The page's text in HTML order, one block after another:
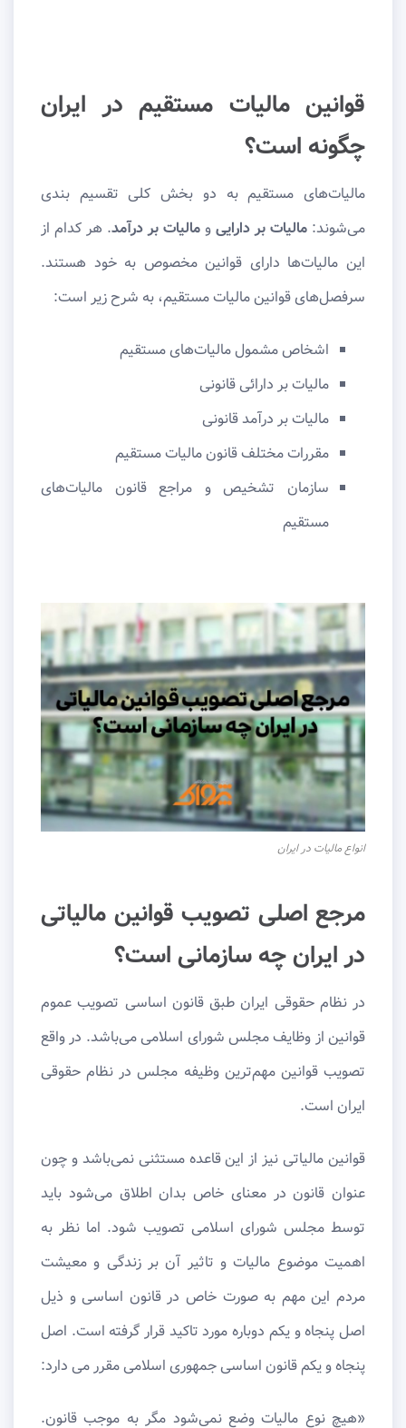
قوانین مالیات مستقیم در ایران
چگونه است؟
مالیات‌های مستقیم به دو بخش کلی تقسیم بندی
می‌شوند: مالیات بر دارایی و مالیات بر درآمد. هر کدام از
این مالیات‌ها دارای قوانین مخصوص به خود هستند.
سرفصل‌های قوانین مالیات مستقیم، به شرح زیر است:
اشخاص مشمول مالیات‌های مستقیم
مالیات بر دارائی قانونی
مالیات بر درآمد قانونی
مقررات مختلف قانون مالیات مستقیم
سازمان تشخیص و مراجع قانون مالیات‌های
مستقیم
انواع مالیات در ایران
مرجع اصلی تصویب قوانین مالیاتی
در ایران چه سازمانی است؟
در نظام حقوقی ایران طبق قانون اساسی تصویب عموم
قوانین از وظایف مجلس شورای اسلامی می‌باشد. در واقع
تصویب قوانین مهم‌ترین وظیفه مجلس در نظام حقوقی
ایران است.
قوانین مالیاتی نیز از این قاعده مستثنی نمی‌باشد و چون
عنوان قانون در معنای خاص بدان اطلاق می‌شود باید
توسط مجلس شورای اسلامی تصویب شود. اما نظر به
اهمیت موضوع مالیات و تاثیر آن بر زندگی و معیشت
مردم این مهم به صورت خاص در قانون اساسی و ذیل
اصل پنجاه و یکم دوباره مورد تاکید قرار گرفته است. اصل
پنجاه و یکم قانون اساسی جمهوری اسلامی مقرر می دارد:
«هیچ نوع مالیات وضع نمی‌شود مگر به موجب قانون.